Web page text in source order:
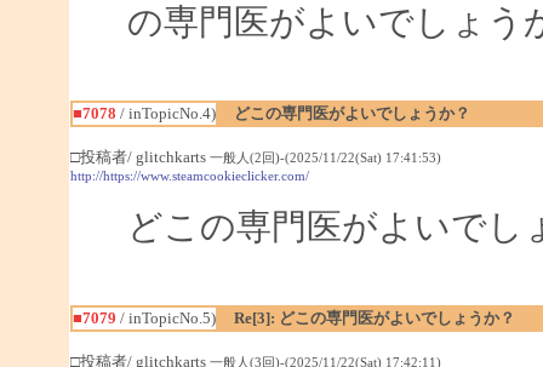
の専門医がよいでしょう
■7078 / inTopicNo.4) どこの専門医がよいでしょうか？
□投稿者/ glitchkarts 一般人(2回)-(2025/11/22(Sat) 17:41:53)
http://https://www.steamcookieclicker.com/
どこの専門医がよいでし
■7079 / inTopicNo.5) Re[3]: どこの専門医がよいでしょうか？
□投稿者/ glitchkarts 一般人(3回)-(2025/11/22(Sat) 17:42:11)